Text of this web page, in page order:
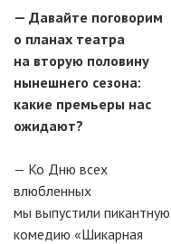
— Давайте поговорим
о планах театра
на вторую половину
нынешнего сезона:
какие премьеры нас
ожидают?
— Ко Дню всех
влюбленных
мы выпустили пикантную
комедию «Шикарная